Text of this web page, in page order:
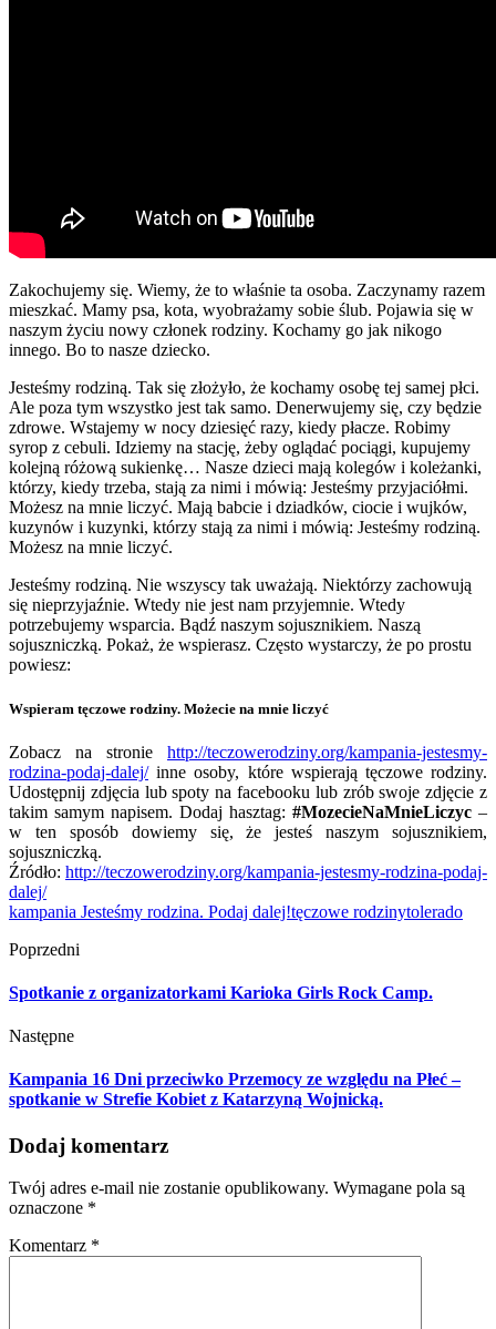
Zakochujemy się. Wiemy, że to właśnie ta osoba. Zaczynamy razem
mieszkać. Mamy psa, kota, wyobrażamy sobie ślub. Pojawia się w
naszym życiu nowy członek rodziny. Kochamy go jak nikogo
innego. Bo to nasze dziecko.
Jesteśmy rodziną. Tak się złożyło, że kochamy osobę tej samej płci.
Ale poza tym wszystko jest tak samo. Denerwujemy się, czy będzie
zdrowe. Wstajemy w nocy dziesięć razy, kiedy płacze. Robimy
syrop z cebuli. Idziemy na stację, żeby oglądać pociągi, kupujemy
kolejną różową sukienkę… Nasze dzieci mają kolegów i koleżanki,
którzy, kiedy trzeba, stają za nimi i mówią: Jesteśmy przyjaciółmi.
Możesz na mnie liczyć. Mają babcie i dziadków, ciocie i wujków,
kuzynów i kuzynki, którzy stają za nimi i mówią: Jesteśmy rodziną.
Możesz na mnie liczyć.
Jesteśmy rodziną. Nie wszyscy tak uważają. Niektórzy zachowują
się nieprzyjaźnie. Wtedy nie jest nam przyjemnie. Wtedy
potrzebujemy wsparcia. Bądź naszym sojusznikiem. Naszą
sojuszniczką. Pokaż, że wspierasz. Często wystarczy, że po prostu
powiesz:
Wspieram tęczowe rodziny. Możecie na mnie liczyć
Zobacz na stronie http://teczowerodziny.org/kampania-jestesmy-
rodzina-podaj-dalej/inne osoby, które wspierają tęczowe rodziny.
Udostępnij zdjęcia lub spoty na facebooku lub zrób swoje zdjęcie z
takim samym napisem. Dodaj hasztag: #MozecieNaMnieLiczyc –
w ten sposób dowiemy się, że jesteś naszym sojusznikiem,
sojuszniczką.
Źródło: http://teczowerodziny.org/kampania-jestesmy-rodzina-podaj-
dalej/
kampania Jesteśmy rodzina. Podaj dalej!tęczowe rodzinytolerado
Poprzedni
Spotkanie z organizatorkami Karioka Girls Rock Camp.
Następne
Kampania 16 Dni przeciwko Przemocy ze względu na Płeć –
spotkanie w Strefie Kobiet z Katarzyną Wojnicką.
Dodaj komentarz
Twój adres e-mail nie zostanie opublikowany. Wymagane pola są
oznaczone *
Komentarz *